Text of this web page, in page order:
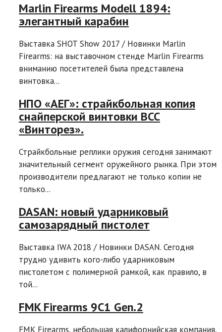
Marlin Firearms Modell 1894:
элегантный карабин
Выставка SHOT Show 2017 / Новинки Marlin
Firearms: на выставочном стенде Marlin Firearms
вниманию посетителей была представлена
винтовка...
НПО «АЕГ»: страйкбольная копия
снайперской винтовки ВСС
«Винторез».
Страйкбольные реплики оружия сегодня занимают
значительный сегмент оружейного рынка. При этом
производители предлагают не только копии не
только...
DASAN: новый ударниковый
самозарядный пистолет
Выставка IWA 2018 / Новинки DASAN. Сегодня
трудно удивить кого-либо ударниковым
пистолетом с полимерной рамкой, как правило, в
той...
FMK Firearms 9C1 Gen.2
FMK Firearms, небольшая калифорнийская компания,